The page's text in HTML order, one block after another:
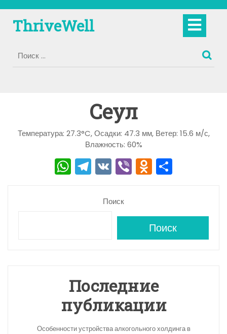
содержимому
ThriveWell
Сеул
Температура: 27.3°C, Осадки: 47.3 мм, Ветер: 15.6 м/с,
Влажность: 60%
W
h
T
el
e
V
K
Vi
b
O
d
o
kl
a
s
ni
ki
а
в
и
Поиск
Поиск
Последние
публикации
Особенности устройства алкогольного холдинга в